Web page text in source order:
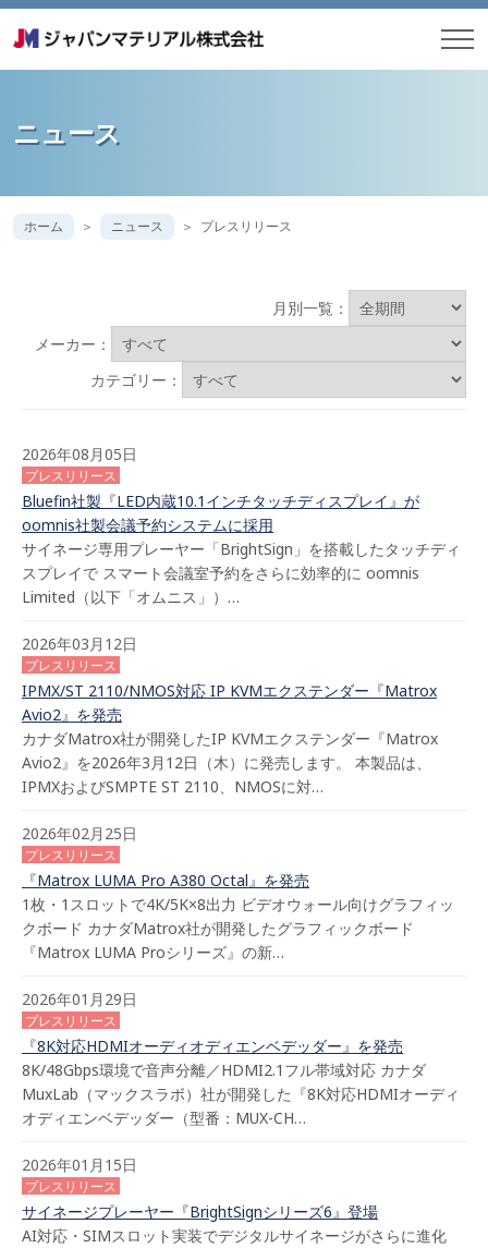
ニュース
ホーム ニュース プレスリリース
月別一覧：
メーカー：
カテゴリー：
2026年08月05日
プレスリリース
Bluefin社製『LED内蔵10.1インチタッチディスプレイ』が
oomnis社製会議予約システムに採用
サイネージ専用プレーヤー「BrightSign」を搭載したタッチディ
スプレイで スマート会議室予約をさらに効率的に oomnis
Limited（以下「オムニス」）…
2026年03月12日
プレスリリース
IPMX/ST 2110/NMOS対応 IP KVMエクステンダー『Matrox
Avio2』を発売
カナダMatrox社が開発したIP KVMエクステンダー『Matrox
Avio2』を2026年3月12日（木）に発売します。 本製品は、
IPMXおよびSMPTE ST 2110、NMOSに対…
2026年02月25日
プレスリリース
『Matrox LUMA Pro A380 Octal』を発売
1枚・1スロットで4K/5K×8出力 ビデオウォール向けグラフィッ
クボード カナダMatrox社が開発したグラフィックボード
『Matrox LUMA Proシリーズ』の新…
2026年01月29日
プレスリリース
『8K対応HDMIオーディオディエンベデッダー』を発売
8K/48Gbps環境で音声分離／HDMI2.1フル帯域対応 カナダ
MuxLab（マックスラボ）社が開発した『8K対応HDMIオーディ
オディエンベデッダー（型番：MUX-CH…
2026年01月15日
プレスリリース
サイネージプレーヤー『BrightSignシリーズ6』登場
AI対応・SIMスロット実装でデジタルサイネージがさらに進化